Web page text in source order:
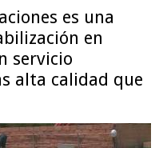
es una
en
servicio
alta calidad que